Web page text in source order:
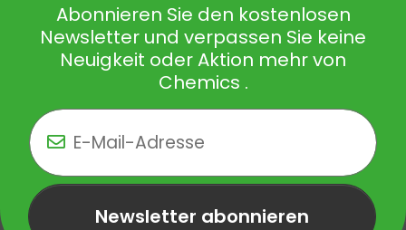
Abonnieren Sie den kostenlosen
Newsletter und verpassen Sie keine
Neuigkeit oder Aktion mehr von
Chemics .
Newsletter abonnieren